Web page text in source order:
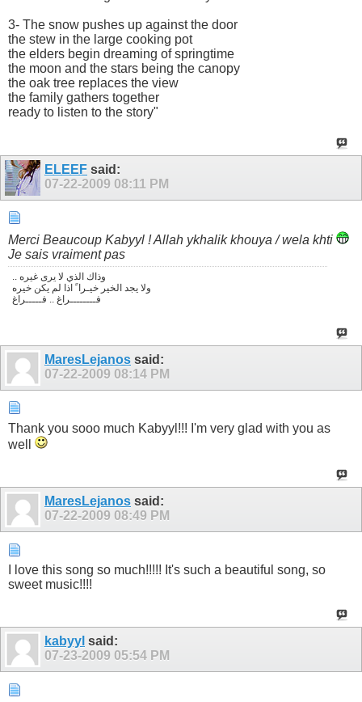
3- The snow pushes up against the door
the stew in the large cooking pot
the elders begin dreaming of springtime
the moon and the stars being the canopy
the oak tree replaces the view
the family gathers together
ready to listen to the story"
ELEEF said:
07-22-2009 08:11 PM
Merci Beaucoup Kabyyl ! Allah ykhalik khouya / wela khti
Je sais vraiment pas
.. وذاك الذي لا يرى غيره
ولا يجد الخير خيـرا ً اذا لم يكن خيره
فــــــــراغ .. فـــــراغ
MaresLejanos said:
07-22-2009 08:14 PM
Thank you sooo much Kabyyl!!! I'm very glad with you as
well
MaresLejanos said:
07-22-2009 08:49 PM
I love this song so much!!!!! It's such a beautiful song, so
sweet music!!!!
kabyyl said:
07-23-2009 05:54 PM